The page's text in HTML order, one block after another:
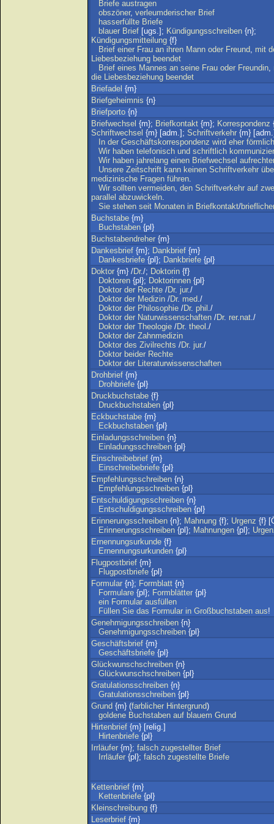
Briefe austragen
obszöner, verleumderischer Brief
hasserfüllte Briefe
blauer Brief [ugs.]; Kündigungsschreiben {n};
Kündigungsmitteilung {f}
Brief einer Frau an ihren Mann oder Freund, mit
Liebesbeziehung beendet
Brief eines Mannes an seine Frau oder Freundin,
die Liebesbeziehung beendet
Briefadel {m}
Briefgeheimnis {n}
Briefporto {n}
Briefwechsel {m}; Briefkontakt {m}; Korrespondenz
Schriftwechsel {m} [adm.]; Schriftverkehr {m}
In der Geschäftskorrespondenz wird eher förmlich
Wir haben telefonisch und schriftlich
Wir haben jahrelang einen Briefwechsel
Unsere Zeitschrift kann keinen Schriftverkehr
medizinische Fragen führen.
Wir sollten vermeiden, den Schriftverkehr auf
parallel abzuwickeln.
Sie stehen seit Monaten in Briefkontakt/
Buchstabe {m}
Buchstaben {pl}
Buchstabendreher {m}
Dankesbrief {m}; Dankbrief {m}
Dankesbriefe {pl}; Dankbriefe {pl}
Doktor {m} /Dr./; Doktorin {f}
Doktoren {pl}; Doktorinnen {pl}
Doktor der Rechte /Dr. jur./
Doktor der Medizin /Dr. med./
Doktor der Philosophie /Dr. phil ./
Doktor der Naturwissenschaften /Dr. rer.nat./
Doktor der Theologie /Dr. theol ./
Doktor der Zahnmedizin
Doktor des Zivilrechts /Dr. jur./
Doktor beider Rechte
Doktor der Literaturwissenschaften
Drohbrief {m}
Drohbriefe {pl}
Druckbuchstabe {f}
Druckbuchstaben {pl}
Eckbuchstabe {m}
Eckbuchstaben {pl}
Einladungsschreiben {n}
Einladungsschreiben {pl}
Einschreibebrief {m}
Einschreibebriefe {pl}
Empfehlungsschreiben {n}
Empfehlungsschreiben {pl}
Entschuldigungsschreiben {n}
Entschuldigungsschreiben {pl}
Erinnerungsschreiben {n}; Mahnung {f}; Urgenz {f}
Erinnerungsschreiben {pl}; Mahnungen {pl};
Ernennungsurkunde {f}
Ernennungsurkunden {pl}
Flugpostbrief {m}
Flugpostbriefe {pl}
Formular {n}; Formblatt {n}
Formulare {pl}; Formblätter {pl}
ein Formular ausfüllen
Füllen Sie das Formular in Großbuchstaben aus!
Genehmigungsschreiben {n}
Genehmigungsschreiben {pl}
Geschäftsbrief {m}
Geschäftsbriefe {pl}
Glückwunschschreiben {n}
Glückwunschschreiben {pl}
Gratulationsschreiben {n}
Gratulationsschreiben {pl}
Grund {m} (farblicher Hintergrund)
goldene Buchstaben auf blauem Grund
Hirtenbrief {m} [relig.]
Hirtenbriefe {pl}
Irrläufer {m}; falsch zugestellter Brief
Irrläufer {pl}; falsch zugestellte Briefe
Kettenbrief {m}
Kettenbriefe {pl}
Kleinschreibung {f}
Leserbrief {m}